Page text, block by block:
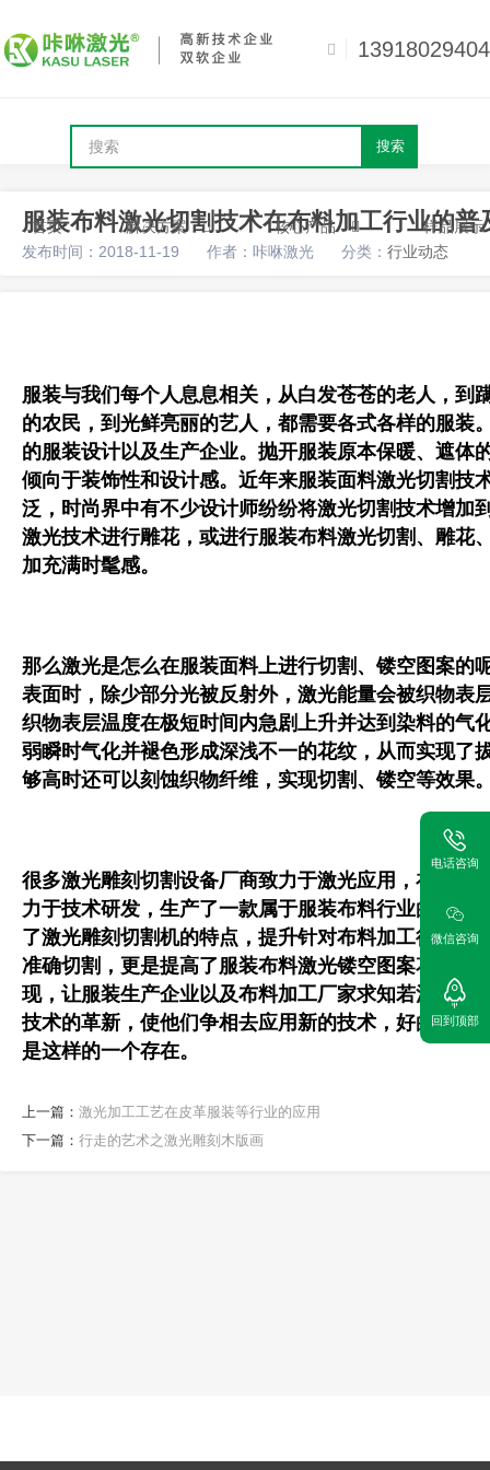
13918029404
搜索
首页 解决方案 核心产品 样品展示
服装布料激光切割技术在布料加工行业的普
发布时间：2018-11-19 作者：咔咻激光 分类： 行业动态
服装与我们每个人息息相关，从白发苍苍的老人，到
的农民，到光鲜亮丽的艺人，都需要各式各样的服装
的服装设计以及生产企业。抛开服装原本保暖、遮体
倾向于装饰性和设计感。近年来服装面料激光切割技
泛，时尚界中有不少设计师纷纷将激光切割技术增加
激光技术进行雕花，或进行服装布料激光切割、雕花
加充满时髦感。
那么激光是怎么在服装面料上进行切割、镂空图案的
表面时，除少部分光被反射外，激光能量会被织物表
织物表层温度在极短时间内急剧上升并达到染料的气
弱瞬时气化并褪色形成深浅不一的花纹，从而实现了
够高时还可以刻蚀织物纤维，实现切割、镂空等效果
很多激光雕刻切割设备厂商致力于激光应用，在不断
力于技术研发，生产了一款属于服装布料行业的布料
了激光雕刻切割机的特点，提升针对布料加工行业的
准确切割，更是提高了服装布料激光镂空图案花纹的
现，让服装生产企业以及布料加工厂家求知若渴，由
技术的革新，使他们争相去应用新的技术，好的设备
是这样的一个存在。
上一篇： 激光加工工艺在皮革服装等行业的应用
下一篇： 行走的艺术之激光雕刻木版画
电话咨询
微信咨询
回到顶部